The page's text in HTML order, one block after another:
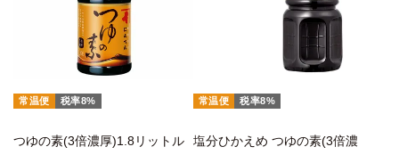
常温便 税率8%
つゆの素(3倍濃厚)1.8リットル
常温便 税率8%
塩分ひかえめ つゆの素(3倍濃